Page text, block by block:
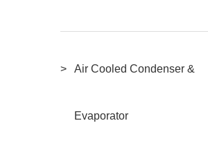
Air Cooled Condenser &
Evaporator